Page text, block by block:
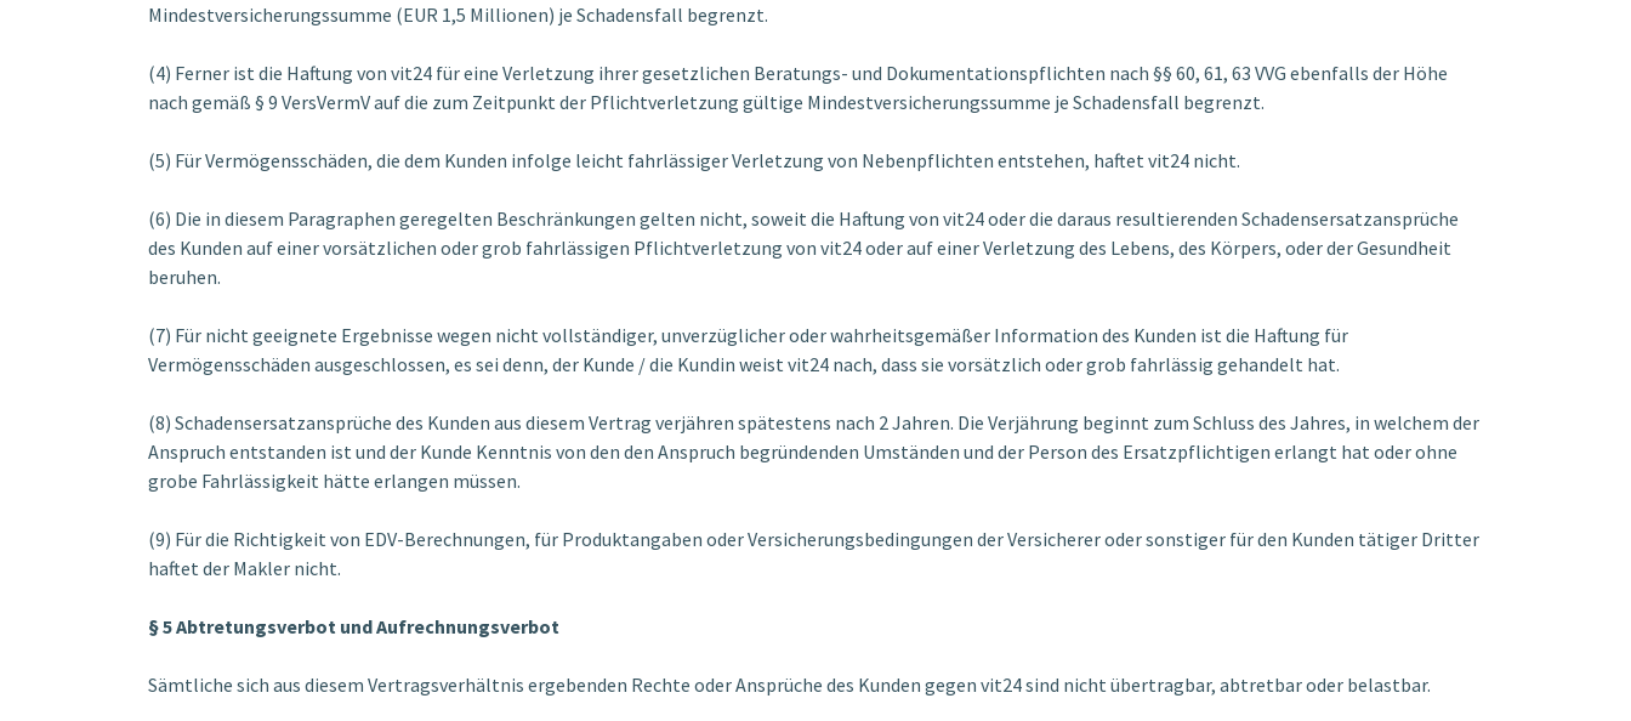
Mindestversicherungssumme (EUR 1,5 Millionen) je Schadensfall begrenzt.
(4) Ferner ist die Haftung von vit24 für eine Verletzung ihrer gesetzlichen Beratungs- und Dokumentationspflichten nach §§ 60, 61, 63 VVG ebenfalls der Höhe
nach gemäß § 9 VersVermV auf die zum Zeitpunkt der Pflichtverletzung gültige Mindestversicherungssumme je Schadensfall begrenzt.
(5) Für Vermögensschäden, die dem Kunden infolge leicht fahrlässiger Verletzung von Nebenpflichten entstehen, haftet vit24 nicht.
(6) Die in diesem Paragraphen geregelten Beschränkungen gelten nicht, soweit die Haftung von vit24 oder die daraus resultierenden Schadensersatzansprüche
des Kunden auf einer vorsätzlichen oder grob fahrlässigen Pflichtverletzung von vit24 oder auf einer Verletzung des Lebens, des Körpers, oder der Gesundheit
beruhen.
(7) Für nicht geeignete Ergebnisse wegen nicht vollständiger, unverzüglicher oder wahrheitsgemäßer Information des Kunden ist die Haftung für
Vermögensschäden ausgeschlossen, es sei denn, der Kunde / die Kundin weist vit24 nach, dass sie vorsätzlich oder grob fahrlässig gehandelt hat.
(8) Schadensersatzansprüche des Kunden aus diesem Vertrag verjähren spätestens nach 2 Jahren. Die Verjährung beginnt zum Schluss des Jahres, in welchem der
Anspruch entstanden ist und der Kunde Kenntnis von den den Anspruch begründenden Umständen und der Person des Ersatzpflichtigen erlangt hat oder ohne
grobe Fahrlässigkeit hätte erlangen müssen.
(9) Für die Richtigkeit von EDV-Berechnungen, für Produktangaben oder Versicherungsbedingungen der Versicherer oder sonstiger für den Kunden tätiger Dritter
haftet der Makler nicht.
§ 5 Abtretungsverbot und Aufrechnungsverbot
Sämtliche sich aus diesem Vertragsverhältnis ergebenden Rechte oder Ansprüche des Kunden gegen vit24 sind nicht übertragbar, abtretbar oder belastbar.